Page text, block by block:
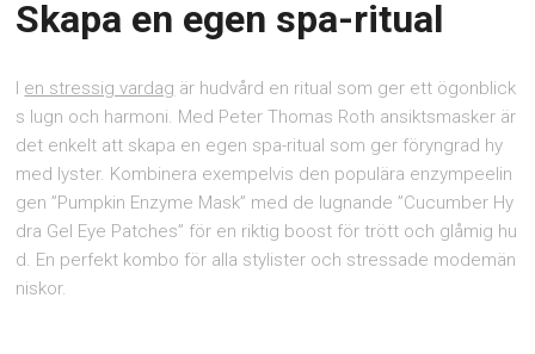
Skapa en egen spa-ritual
I en stressig vardag är hudvård en ritual som ger ett ögonblick
s lugn och harmoni. Med Peter Thomas Roth ansiktsmasker är
det enkelt att skapa en egen spa-ritual som ger föryngrad hy
med lyster. Kombinera exempelvis den populära enzympeelin
gen ”Pumpkin Enzyme Mask” med de lugnande ”Cucumber Hy
dra Gel Eye Patches” för en riktig boost för trött och glåmig hu
d. En perfekt kombo för alla stylister och stressade modemän
niskor.